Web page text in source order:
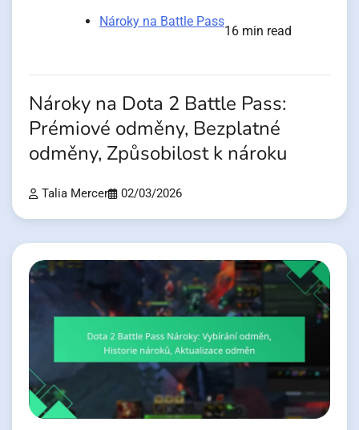
Nároky na Battle Pass
16 min read
Nároky na Dota 2 Battle Pass:
Prémiové odměny, Bezplatné
odměny, Způsobilost k nároku
Talia Mercer 02/03/2026